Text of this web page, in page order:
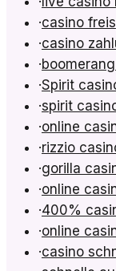
·casino
·casino
·
·Spirit
·spirit
·online
·rizzio
·gorilla
·online
·400%
·online
·casino